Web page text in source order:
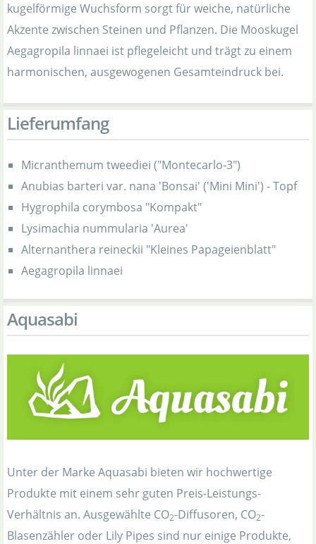
kugelförmige Wuchsform sorgt für weiche, natürliche
Akzente zwischen Steinen und Pflanzen. Die Mooskugel
Aegagropila linnaei ist pflegeleicht und trägt zu einem
harmonischen, ausgewogenen Gesamteindruck bei.
Lieferumfang
Micranthemum tweediei ("Montecarlo-3")
Anubias barteri var. nana 'Bonsai' ('Mini Mini') - Topf
Hygrophila corymbosa "Kompakt"
Lysimachia nummularia 'Aurea'
Alternanthera reineckii "Kleines Papageienblatt"
Aegagropila linnaei
Aquasabi
Unter der Marke Aquasabi bieten wir hochwertige
Produkte mit einem sehr guten Preis-Leistungs-
Verhältnis an. Ausgewählte CO2-Diffusoren, CO2-
Blasenzähler oder Lily Pipes sind nur einige Produkte,